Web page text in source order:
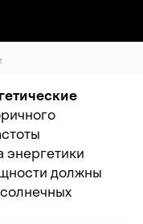
энергетики
должны